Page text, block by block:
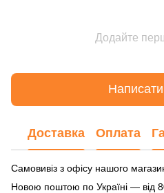
Додайте
Написати
Доставка Оплата
Самовивіз з офісу нашого
Новою поштою по Україні — від